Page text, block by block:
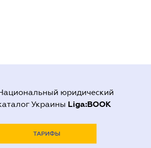
юридический
Украины Liga:BOOK
ТАРИФЫ